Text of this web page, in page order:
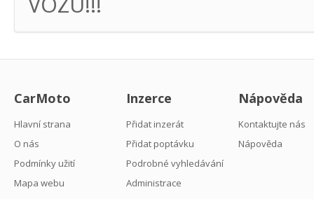
CarMoto
Hlavní strana
O nás
Podmínky užití
Mapa webu
Inzerce
Přidat inzerát
Přidat poptávku
Podrobné vyhledávání
Administrace
Nápověda
Kontaktujte nás
Nápověda